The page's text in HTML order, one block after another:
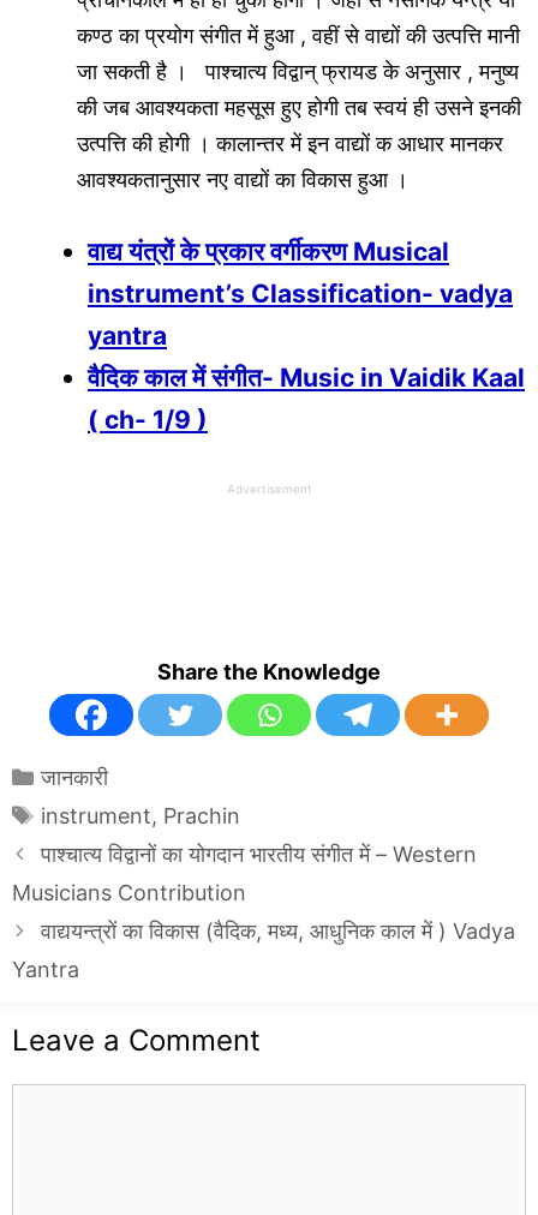
कण्ठ का प्रयोग संगीत में हुआ , वहीं से वाद्यों की उत्पत्ति मानी
जा सकती है । पाश्चात्य विद्वान् फ्रायड के अनुसार , मनुष्य
की जब आवश्यकता महसूस हुए होगी तब स्वयं ही उसने इनकी
उत्पत्ति की होगी । कालान्तर में इन वाद्यों क आधार मानकर
आवश्यकतानुसार नए वाद्यों का विकास हुआ ।
वाद्य यंत्रों के प्रकार वर्गीकरण Musical
instrument’s Classification- vadya
yantra
वैदिक काल में संगीत- Music in Vaidik Kaal
( ch- 1/9 )
Advertisement
Share the Knowledge
Categories
जानकारी
Tags
instrument, Prachin
पाश्चात्य विद्वानों का योगदान भारतीय संगीत में – Western
Musicians Contribution
वाद्ययन्त्रों का विकास (वैदिक, मध्य, आधुनिक काल में ) Vadya
Yantra
Leave a Comment